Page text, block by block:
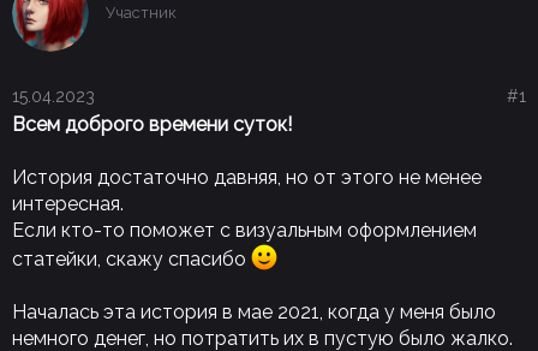
Участник
15.04.2023 #1
Всем доброго времени суток!
История достаточно давняя, но от этого не менее
интересная.
Если кто-то поможет с визуальным оформлением
статейки, скажу спасибо
Началась эта история в мае 2021, когда у меня было
немного денег, но потратить их в пустую было жалко.